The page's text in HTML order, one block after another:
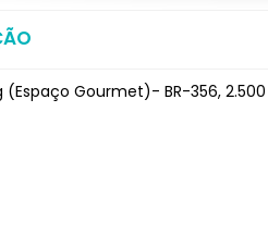
(Espaço Gourmet)- BR-356,